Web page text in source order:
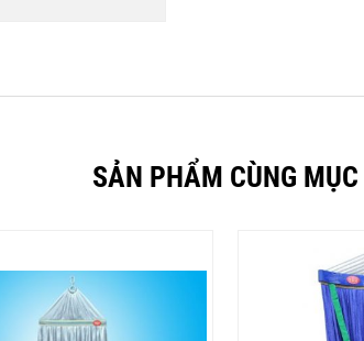
SẢN PHẨM CÙNG MỤC